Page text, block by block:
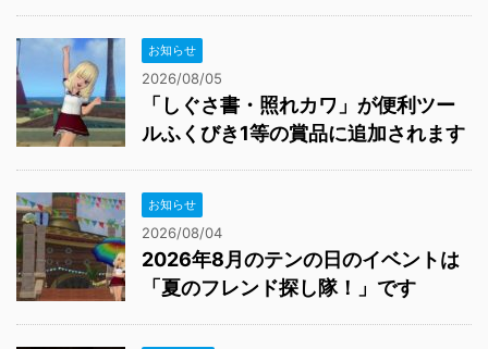
お知らせ
2026/08/05
「しぐさ書・照れカワ」が便利ツー
ルふくびき1等の賞品に追加されます
お知らせ
2026/08/04
2026年8月のテンの日のイベントは
「夏のフレンド探し隊！」です